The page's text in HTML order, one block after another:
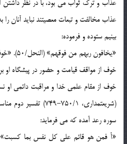
عذاب و ترک ثواب می بود، با در نظر داشتن
عذاب مخالفت و تبعات معصیتند نباید آنان
بینیم ستوده و فرموده:
«یخافون
خوف از مواقف قیامت و حضور در پیشگاه
خوف از مقام علمی خدا و مراقبت دائمی
سوره رعد آمده که می فرماید:
«أ فمن هو قائم علی کل نفس بما